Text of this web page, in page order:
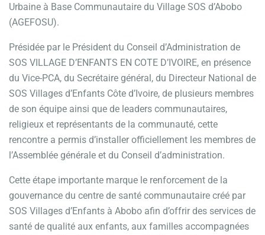
Urbaine à Base Communautaire du Village SOS d’Abobo
(AGEFOSU).
Présidée par le Président du Conseil d’Administration de
SOS VILLAGE D’ENFANTS EN COTE D’IVOIRE, en présence
du Vice-PCA, du Secrétaire général, du Directeur National de
SOS Villages d’Enfants Côte d’Ivoire, de plusieurs membres
de son équipe ainsi que de leaders communautaires,
religieux et représentants de la communauté, cette
rencontre a permis d’installer officiellement les membres de
l’Assemblée générale et du Conseil d’administration.
Cette étape importante marque le renforcement de la
gouvernance du centre de santé communautaire créé par
SOS Villages d’Enfants à Abobo afin d’offrir des services de
santé de qualité aux enfants, aux familles accompagnées